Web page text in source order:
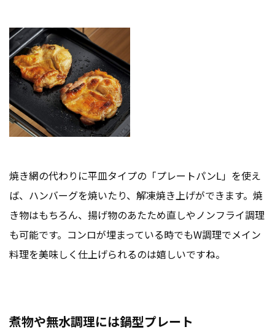
焼き網の代わりに平皿タイプの「プレートパンL」を使え
ば、ハンバーグを焼いたり、解凍焼き上げができます。焼
き物はもちろん、揚げ物のあたため直しやノンフライ調理
も可能です。コンロが埋まっている時でもW調理でメイン
料理を美味しく仕上げられるのは嬉しいですね。
煮物や無水調理には鍋型プレート